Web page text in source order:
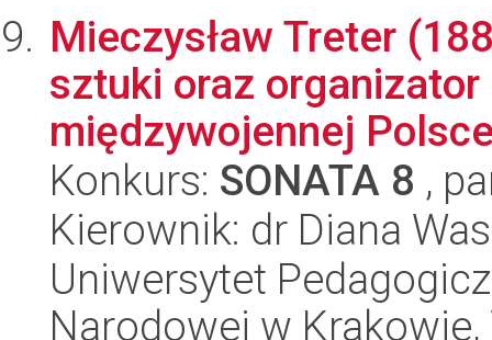
Mieczysław Treter
sztuki oraz
międzywojennej
Konkurs: SONATA 8 ,
Kierownik: dr Diana
Uniwersytet
Narodowej w Krakowie,